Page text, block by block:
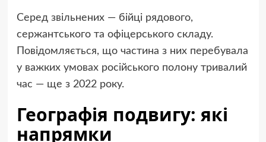
Серед звільнених — бійці рядового,
сержантського та офіцерського складу.
Повідомляється, що частина з них перебувала
у важких умовах російського полону тривалий
час — ще з 2022 року.
Географія подвигу: які
напрямки